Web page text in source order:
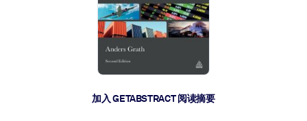
让团队更轻松地共同学习、解决实际问题并更快采取行动。
培养您的员工应对未来挑战所需的技能。
加入 GETABSTRACT 阅读摘要